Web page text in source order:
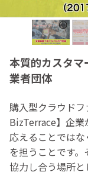
本質的カスタ
業者団体
購入型クラウド
BizTerrace】企業
応えることではな
を担うことです。
協力し合う場所と